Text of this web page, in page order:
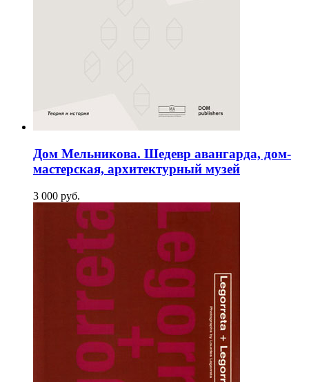
Дом Мельникова. Шедевр авангарда, дом-
мастерская, архитектурный музей
3 000 pуб.